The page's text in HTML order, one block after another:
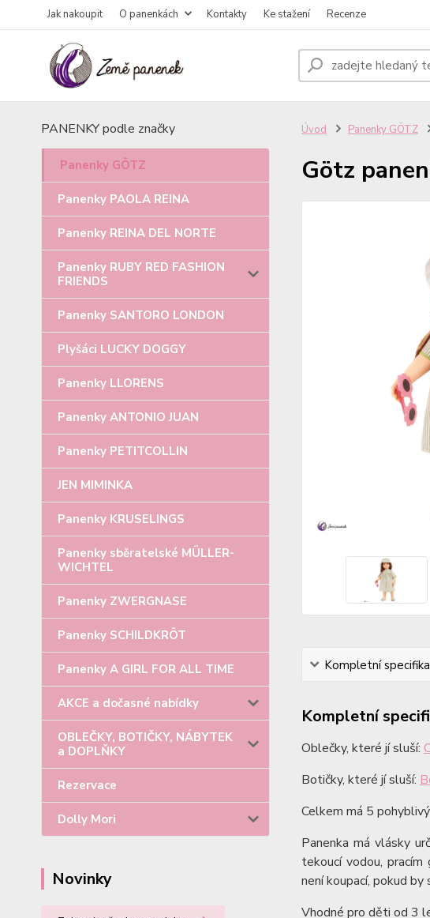
Jak nakoupit O panenkách Kontakty Ke stažení Recenze
PANENKY podle značky
Panenky GÖTZ
Panenky PAOLA REINA
Panenky REINA DEL NORTE
Panenky RUBY RED FASHION
FRIENDS
Panenky SANTORO LONDON
Plyšáci LUCKY DOGGY
Panenky LLORENS
Panenky ANTONIO JUAN
Panenky PETITCOLLIN
JEN MIMINKA
Panenky KRUSELINGS
Panenky sběratelské MÜLLER-
WICHTEL
Panenky ZWERGNASE
Panenky SCHILDKRÖT
Panenky A GIRL FOR ALL TIME
AKCE a dočasné nabídky
OBLEČKY, BOTIČKY, NÁBYTEK
a DOPLŇKY
Rezervace
Dolly Mori
Novinky
Úvod Panenky GÖTZ
Götz
Kompletní
Kompletní
Oblečky, které jí sluší:
Botičky, které jí sluší:
Celkem má 5
Panenka má vlásky
tekoucí vodou,
není koupací, pokud
Vhodné pro děti od 3